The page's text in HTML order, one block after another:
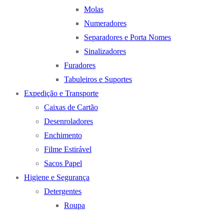
Molas
Numeradores
Separadores e Porta Nomes
Sinalizadores
Furadores
Tabuleiros e Suportes
Expedição e Transporte
Caixas de Cartão
Desenroladores
Enchimento
Filme Estirável
Sacos Papel
Higiene e Segurança
Detergentes
Roupa